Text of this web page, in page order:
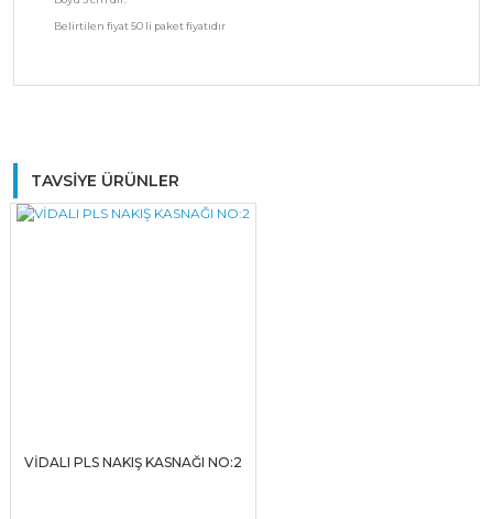
Belirtilen fiyat 50 li paket fiyatıdır
TAVSİYE ÜRÜNLER
VİDALI PLS NAKIŞ KASNAĞI NO:2